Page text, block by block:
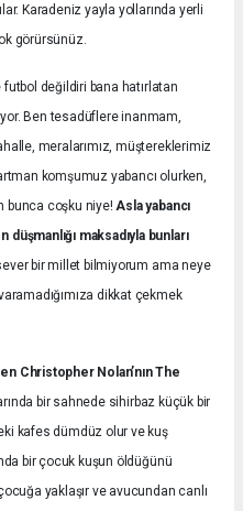
Karadeniz yayla yollarında yerli
görürsünüz.
değildiri bana hatırlatan
Ben tesadüflere inanmam,
meralarımız, müştereklerimiz
komşumuz yabancı olurken,
bunca coşku niye! Asla yabancı
maksadıyla bunları
bir millet bilmiyorum ama neye
dikkat çekmek
Christopher Nolan’nın The
bir sahnede sihirbaz küçük bir
kafes dümdüz olur ve kuş
bir çocuk kuşun öldüğünü
yaklaşır ve avucundan canlı